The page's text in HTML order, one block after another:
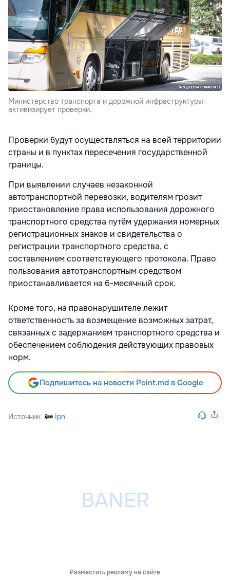
Министерство транспорта и дорожной инфраструктуры
активизирует проверки.
Проверки будут осуществляться на всей территории
страны и в пунктах пересечения государственной
границы.
При выявлении случаев незаконной
автотранспортной перевозки, водителям грозит
приостановление права использования дорожного
транспортного средства путём удержания номерных
регистрационных знаков и свидетельства о
регистрации транспортного средства, с
составлением соответствующего протокола. Право
пользования автотранспортным средством
приостанавливается на 6-месячный срок.
Кроме того, на правонарушителе лежит
ответственность за возмещение возможных затрат,
связанных с задержанием транспортного средства и
обеспечением соблюдения действующих правовых
норм.
Подпишитесь на новости Point.md в Google
Источник Ipn
Разместить рекламу на сайте